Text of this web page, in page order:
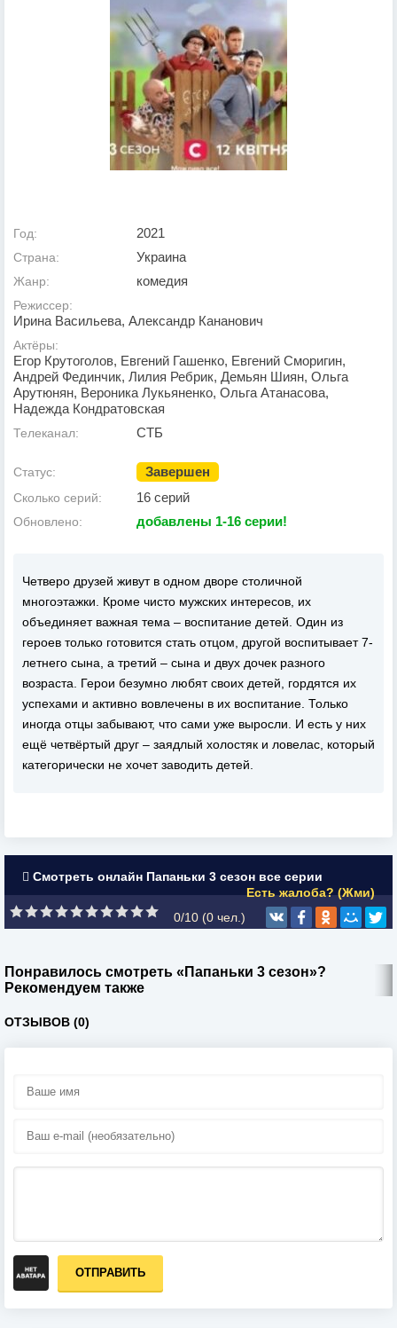
Год: 2021
Страна: Украина
Жанр: комедия
Режиссер:
Ирина Васильева, Александр Кананович
Актёры:
Егор Крутоголов, Евгений Гашенко, Евгений Сморигин,
Андрей Фединчик, Лилия Ребрик, Демьян Шиян, Ольга
Арутюнян, Вероника Лукьяненко, Ольга Атанасова,
Надежда Кондратовская
Телеканал: СТБ
Статус: Завершен
Сколько серий: 16 серий
Обновлено: добавлены 1-16 серии!
Четверо друзей живут в одном дворе столичной
многоэтажки. Кроме чисто мужских интересов, их
объединяет важная тема – воспитание детей. Один из
героев только готовится стать отцом, другой воспитывает 7-
летнего сына, а третий – сына и двух дочек разного
возраста. Герои безумно любят своих детей, гордятся их
успехами и активно вовлечены в их воспитание. Только
иногда отцы забывают, что сами уже выросли. И есть у них
ещё четвёртый друг – заядлый холостяк и ловелас, который
категорически не хочет заводить детей.
Смотреть онлайн Папаньки 3 сезон все серии
Есть жалоба? (Жми)
0/10 (0 чел.)
Понравилось смотреть «Папаньки 3 сезон»?
Рекомендуем также
ОТЗЫВОВ (0)
ОТПРАВИТЬ